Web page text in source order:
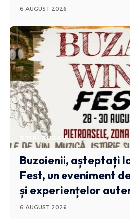
6 AUGUST 2026
STIRI BUZAU
Buzoienii, așteptați
Fest, un eveniment
și experiențelor
6 AUGUST 2026